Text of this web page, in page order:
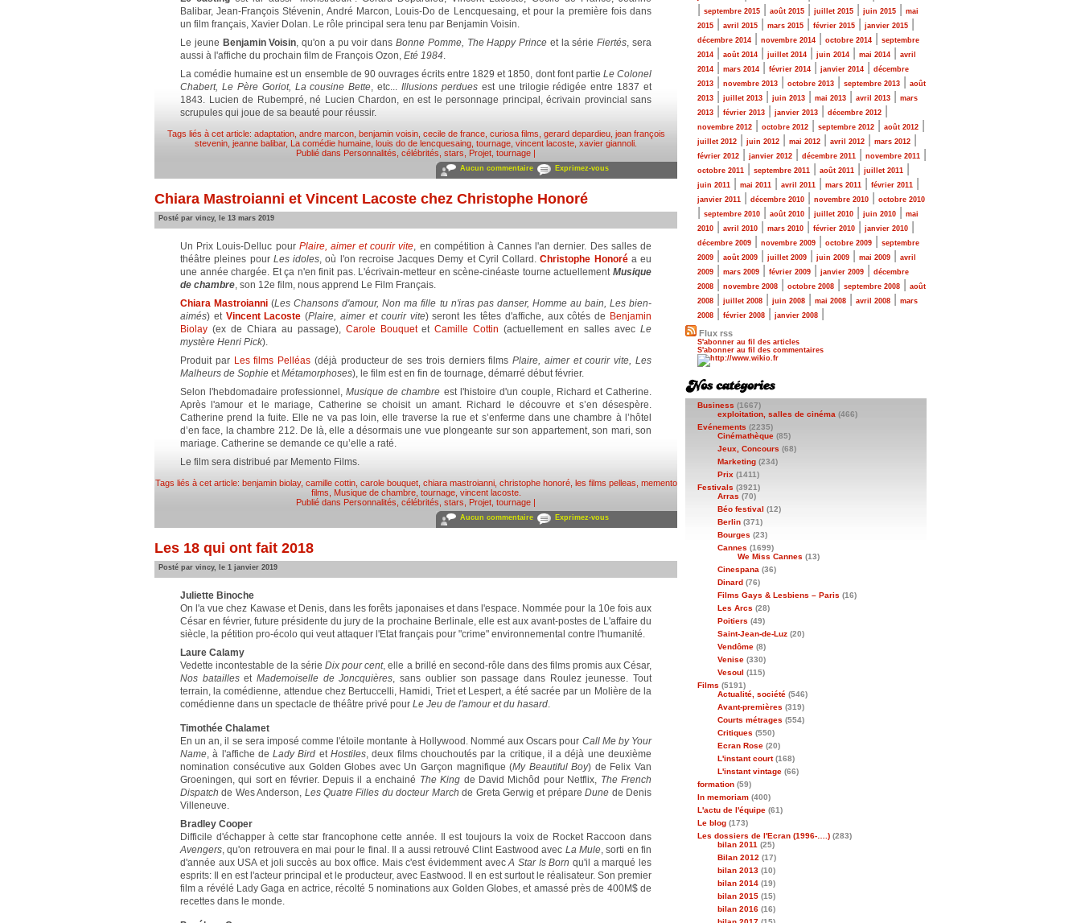
Balibar, Jean-François Stévenin, André Marcon, Louis-Do de Lencquesaing, et pour la première fois dans
un film français, Xavier Dolan. Le rôle principal sera tenu par Benjamin Voisin.
Le jeune Benjamin Voisin, qu'on a pu voir dansBonne Pomme, The Happy Prince et la sérieFiertés, sera
aussi à l'affiche du prochain film de François Ozon, Eté 1984.
La comédie humaine est un ensemble de 90 ouvrages écrits entre 1829 et 1850, dont font partie Le Colonel
Chabert, Le Père Goriot, La cousine Bette, etc... Illusions perdues est une trilogie rédigée entre 1837 et
1843. Lucien de Rubempré, né Lucien Chardon, en est le personnage principal, écrivain provincial sans
scrupules qui joue de sa beauté pour réussir.
Tags liés à cet article: adaptation, andre marcon, benjamin voisin, cecile de france, curiosa films gerard depardieu, jean françois
stevenin jeanne balibar, La comédie humaine louis do de lencquesaing tournage vincent lacoste xavier giannoli
Publié dans Personnalités, célébrités, stars Projet, tournage |
Aucun commentaire Exprimez-vous
Chiara Mastroianni et Vincent Lacoste chez Christophe Honoré
Posté par vincy, le 13 mars 2019
Un Prix Louis-Delluc pour Plaire, aimer et courir vite, en compétition à Cannes l'an dernier. Des salles de
théâtre pleines pour Les idoles, où l'on recroise Jacques Demy et Cyril Collard.Christophe Honoréa eu
une année chargée. Et ça n'en finit pas. L'écrivain-metteur en scène-cinéaste tourne actuellement Musique
de chambre, son 12e film, nous apprend Le Film Français.
Chiara Mastroianni (Les Chansons d'amour, Non ma fille tu n'iras pas danser, Homme au bain, Les bien-
aimés) et Vincent Lacoste (Plaire, aimer et courir vite) seront les têtes d'affiche, aux côtés de Benjamin
Biolay (ex de Chiara au passage), Carole BouquetetCamille Cottin (actuellement en salles avecLe
mystère Henri Pick).
Produit par Les films Pelléas (déjà producteur de ses trois derniers filmsPlaire, aimer et courir vite, Les
Malheurs de Sophie etMétamorphoses), le film est en fin de tournage, démarré début février.
Selon l'hebdomadaire professionnel,Musique de chambre est l'histoire d'un couple, Richard et Catherine.
Après l'amour et le mariage, Catherine se choisit un amant. Richard le découvre et s’en désespère.
Catherine prend la fuite. Elle ne va pas loin, elle traverse la rue et s’enferme dans une chambre à l’hôtel
d’en face, la chambre 212. De là, elle a désormais une vue plongeante sur son appartement, son mari, son
mariage. Catherine se demande ce qu’elle a raté.
Le film sera distribué par Memento Films.
Tags liés à cet article: benjamin biolay, camille cottin, carole bouquet, chiara mastroianni, christophe honoré, les films pelleas memento
films Musique de chambre, tournage, vincent lacoste.
Publié dans Personnalités, célébrités, stars Projet, tournage |
Aucun commentaire Exprimez-vous
Les 18 qui ont fait 2018
Posté par vincy, le 1 janvier 2019
Juliette Binoche
On l'a vue chez Kawase et Denis, dans les forêts japonaises et dans l'espace. Nommée pour la 10e fois aux
César en février, future présidente du jury de la prochaine Berlinale, elle est aux avant-postes de L'affaire du
siècle, la pétition pro-écolo qui veut attaquer l'Etat français pour "crime" environnemental contre l'humanité.
Laure Calamy
Vedette incontestable de la sérieDix pour cent, elle a brillé en second-rôle dans des films promis aux César,
Nos bataillesetMademoiselle de Joncquières, sans oublier son passage dans Roulez jeunesse. Tout
terrain, la comédienne, attendue chez Bertuccelli, Hamidi, Triet et Lespert, a été sacrée par un Molière de la
comédienne dans un spectacle de théâtre privé pour Le Jeu de l'amour et du hasard.
Timothée Chalamet
En un an, il se sera imposé comme l'étoile montante à Hollywood. Nommé aux Oscars pour Call Me by Your
Name, à l'affiche deLady Bird et Hostiles, deux films chouchoutés par la critique, il a déjà une deuxième
nomination consécutive aux Golden Globes avec Un Garçon magnifique (My Beautiful Boy) de Felix Van
Groeningen, qui sort en février. Depuis il a enchainé The King de David Michôd pour Netflix, The French
Dispatch de Wes Anderson, Les Quatre Filles du docteur March de Greta Gerwig et prépareDune de Denis
Villeneuve.
Bradley Cooper
Difficile d'échapper à cette star francophone cette année. Il est toujours la voix de Rocket Raccoon dans
Avengers, qu'on retrouvera en mai pour le final. Il a aussi retrouvé Clint Eastwood avec La Mule, sorti en fin
d'année aux USA et joli succès au box office. Mais c'est évidemment avecA Star Is Born qu'il a marqué les
esprits: Il en est l'acteur principal et le producteur, avec Eastwood. Il en est surtout le réalisateur. Son premier
film a révélé Lady Gaga en actrice, récolté 5 nominations aux Golden Globes, et amassé près de 400M$ de
recettes dans le monde.
septembre 2015 août 2015 juillet 2015 juin 2015
mai
2015
avril 2015 mars 2015 février 2015 janvier 2015
décembre 2014 novembre 2014 octobre 2014
septembre
2014
août 2014 juillet 2014 juin 2014 mai 2014
avril
2014
mars 2014 février 2014 janvier 2014
décembre
2013
novembre 2013 octobre 2013 septembre 2013
août
2013
juillet 2013 juin 2013 mai 2013 avril 2013
mars
2013
février 2013 janvier 2013 décembre 2012
novembre 2012 octobre 2012 septembre 2012 août 2012
juillet 2012 juin 2012 mai 2012 avril 2012 mars 2012
février 2012 janvier 2012 décembre 2011 novembre 2011
octobre 2011 septembre 2011 août 2011 juillet 2011
juin 2011 mai 2011 avril 2011 mars 2011 février 2011
janvier 2011 décembre 2010 novembre 2010 octobre 2010
septembre 2010 août 2010 juillet 2010 juin 2010
mai
2010
avril 2010 mars 2010 février 2010 janvier 2010
décembre 2009 novembre 2009 octobre 2009
septembre
2009
août 2009 juillet 2009 juin 2009 mai 2009
avril
2009
mars 2009 février 2009 janvier 2009
décembre
2008
novembre 2008 octobre 2008 septembre 2008
août
2008
juillet 2008 juin 2008 mai 2008 avril 2008
mars
2008
février 2008 janvier 2008
Flux rss
S'abonner au fil des articles
S'abonner au fil des commentaires
Business (1667)
exploitation, salles de cinéma (466)
Evénements (2235)
Cinémathèque (85)
Jeux, Concours (68)
Marketing (234)
Prix (1411)
Festivals (3921)
Arras (70)
Béo festival (12)
Berlin (371)
Bourges (23)
Cannes (1699)
We Miss Cannes (13)
Cinespana (36)
Dinard (76)
Films Gays & Lesbiens – Paris (16)
Les Arcs (28)
Poitiers (49)
Saint-Jean-de-Luz (20)
Vendôme (8)
Venise (330)
Vesoul (115)
Films (5191)
Actualité, société (546)
Avant-premières (319)
Courts métrages (554)
Critiques (550)
Ecran Rose (20)
L'instant court(168)
L'instant vintage (66)
formation (59)
In memoriam (400)
L'actu de l'équipe (61)
Le blog (173)
Les dossiers de l'Ecran (1996-….) (283)
bilan 2011 (25)
Bilan 2012 (17)
bilan 2013 (10)
bilan 2014 (19)
bilan 2015 (15)
bilan 2016 (16)